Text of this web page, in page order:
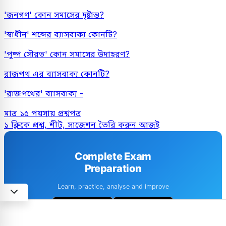
'জনগণ' কোন সমাসের দৃষ্টান্ত?
'স্বাধীন' শব্দের ব্যাসবাক্য কোনটি?
'পুষ্প সৌরভ' কোন সমাসের উদাহরণ?
রাজপথ এর ব্যাসবাক্য কোনটি?
'রাজপথের' ব্যাসবাক্য -
মাত্র ১৫ পয়সায় প্রশ্নপত্র
১ ক্লিকে প্রশ্ন, শীট, সাজেশন তৈরি করুন আজই
Complete Exam
Preparation
Learn, practice, analyse and improve